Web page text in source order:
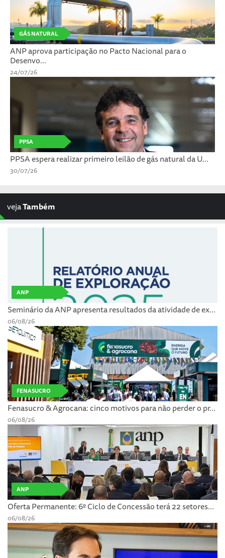
GÁS NATURAL
ANP aprova participação no Pacto Nacional para o
Desenvo...
24/07/26
PPSA
PPSA espera realizar primeiro leilão de gás natural da U...
30/07/26
vejaTambém
ANP
Seminário da ANP apresenta resultados da atividade de ex...
06/08/26
FENASUCRO
Fenasucro & Agrocana: cinco motivos para não perder o pr...
06/08/26
ANP
Oferta Permanente: 6º Ciclo de Concessão terá 22 setores...
06/08/26